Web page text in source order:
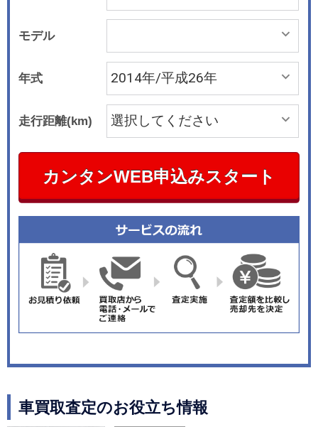
モデル
年式
走行距離(km)
カンタンWEB申込みスタート
車買取査定のお役立ち情報